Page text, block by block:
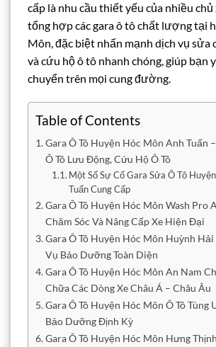
cấp là nhu cầu thiết yếu của nhiều chủ
tổng hợp các gara ô tô chất lượng tại
Môn, đặc biệt nhấn mạnh dịch vụ sửa
và cứu hộ ô tô nhanh chóng, giúp bạn
chuyển trên mọi cung đường.
Table of Contents
Gara Ô Tô Huyện Hóc Môn Anh Tuấn
Ô Tô Lưu Động, Cứu Hộ Ô Tô
Một Số Sự Cố Gara Sửa Ô Tô
Tuấn Cung Cấp
Gara Ô Tô Huyện Hóc Môn Wash Pro
Chăm Sóc Và Nâng Cấp Xe Hiện Đại
Gara Ô Tô Huyện Hóc Môn Huỳnh
Vụ Bảo Dưỡng Toàn Diện
Gara Ô Tô Huyện Hóc Môn An Nam
Chữa Các Dòng Xe Châu Á – Châu Âu
Gara Ô Tô Huyện Hóc Môn Ô Tô Tùng
Bảo Dưỡng Định Kỳ
Gara Ô Tô Huyện Hóc Môn Hưng